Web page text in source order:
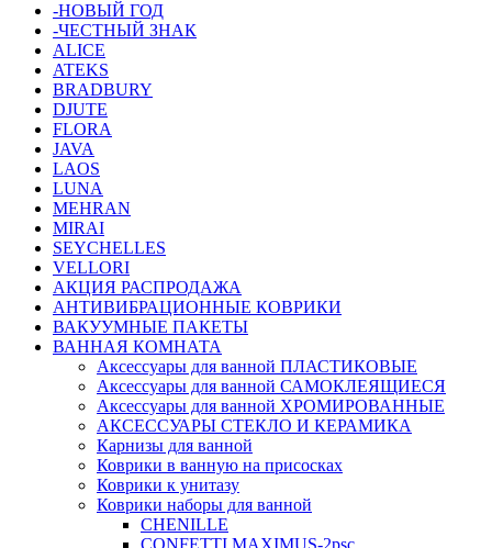
-НОВЫЙ ГОД
-ЧЕСТНЫЙ ЗНАК
ALICE
ATEKS
BRADBURY
DJUTE
FLORA
JAVA
LAOS
LUNA
MEHRAN
MIRAI
SEYCHELLES
VELLORI
АКЦИЯ РАСПРОДАЖА
АНТИВИБРАЦИОННЫЕ КОВРИКИ
ВАКУУМНЫЕ ПАКЕТЫ
ВАННАЯ КОМНАТА
Аксессуары для ванной ПЛАСТИКОВЫЕ
Аксессуары для ванной САМОКЛЕЯЩИЕСЯ
Аксессуары для ванной ХРОМИРОВАННЫЕ
АКСЕССУАРЫ СТЕКЛО И КЕРАМИКА
Карнизы для ванной
Коврики в ванную на присосках
Коврики к унитазу
Коврики наборы для ванной
CHENILLE